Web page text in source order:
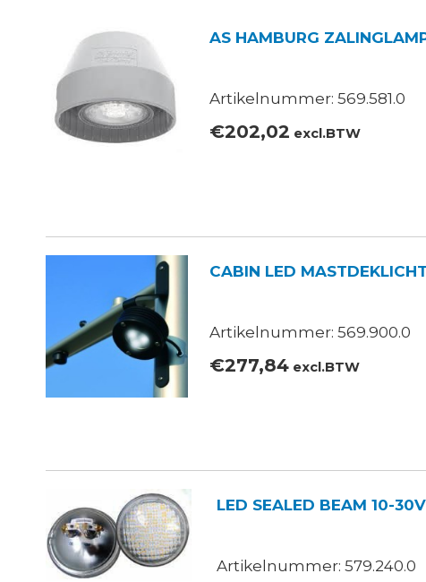
AS HAMBURG
Artikelnummer: 569.581.0
€202,02 excl.BTW
CABIN LED
Artikelnummer: 569.900.0
€277,84 excl.BTW
LED SEALED BEAM 10-
Artikelnummer: 579.240.0